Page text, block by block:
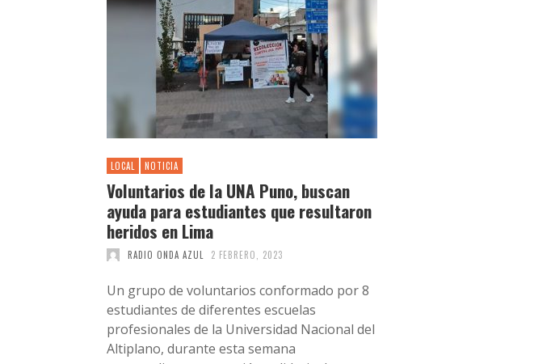
LOCAL NOTICIA
Voluntarios de la UNA Puno, buscan
ayuda para estudiantes que resultaron
heridos en Lima
RADIO ONDA AZUL 2 FEBRERO, 2023
Un grupo de voluntarios conformado por 8
estudiantes de diferentes escuelas
profesionales de la Universidad Nacional del
Altiplano, durante esta semana